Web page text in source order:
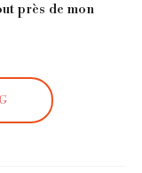
près de mon